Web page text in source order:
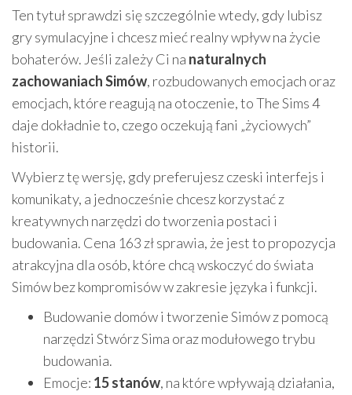
Ten tytuł sprawdzi się szczególnie wtedy, gdy lubisz
gry symulacyjne i chcesz mieć realny wpływ na życie
bohaterów. Jeśli zależy Ci na naturalnych
zachowaniach Simów, rozbudowanych emocjach oraz
emocjach, które reagują na otoczenie, to The Sims 4
daje dokładnie to, czego oczekują fani „życiowych”
historii.
Wybierz tę wersję, gdy preferujesz czeski interfejs i
komunikaty, a jednocześnie chcesz korzystać z
kreatywnych narzędzi do tworzenia postaci i
budowania. Cena 163 zł sprawia, że jest to propozycja
atrakcyjna dla osób, które chcą wskoczyć do świata
Simów bez kompromisów w zakresie języka i funkcji.
Budowanie domów i tworzenie Simów z pomocą
narzędzi Stwórz Sima oraz modułowego trybu
budowania.
Emocje: 15 stanów, na które wpływają działania,